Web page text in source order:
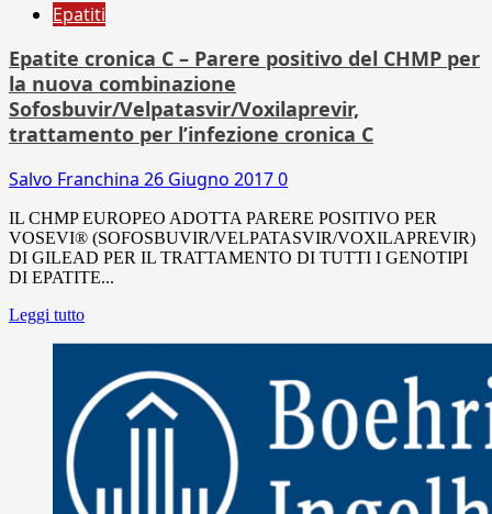
Epatiti
Epatite cronica C – Parere positivo del CHMP per
la nuova combinazione
Sofosbuvir/Velpatasvir/Voxilaprevir,
trattamento per l’infezione cronica C
Salvo Franchina 26 Giugno 20170
IL CHMP EUROPEO ADOTTA PARERE POSITIVO PER
VOSEVI® (SOFOSBUVIR/VELPATASVIR/VOXILAPREVIR)
DI GILEAD PER IL TRATTAMENTO DI TUTTI I GENOTIPI
DI EPATITE...
Leggi tutto